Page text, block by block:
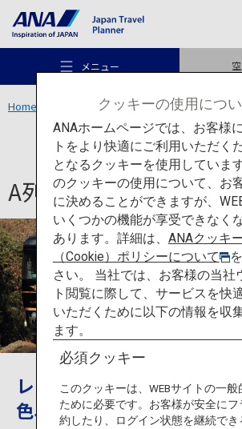
メニュー
おすすめの旅
旅のアイデア
行き先
旅のお役立ち情報
ANA サービス
Home 新しい物語を探しに、九州へ A列車で行
熊本
A列車で行こう
レトロなステンドグラスとジ
色、映画のワンシーンのよう
クッキーの使用につ
ANAホームページでは、お客様
トをより快適にご利用いただく
となるクッキーを使用していま
のクッキーの使用について、お
に決めることができますが、
いくつかの機能が享受できなく
あります。詳細は、 ANAクッキ
（Cookie）ポリシーについて
さい。 当社では、お客様の当社
ト閲覧に際して、サービスを快
いただくために以下の情報を収
ます。
必須クッキー
このクッキーは、WEBサイトの一
ために必要です。お客様が安全に
約したり、ログイン状態を継続でき